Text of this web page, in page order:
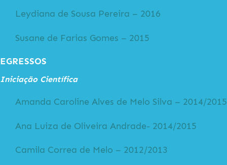
Leydiana de Sousa Pereira – 2016
Susane de Farias Gomes – 2015
EGRESSOS
Iniciação Científica
Amanda Caroline Alves de Melo Silva – 2014/2015
Ana Luiza de Oliveira Andrade- 2014/2015
Camila Correa de Melo – 2012/2013